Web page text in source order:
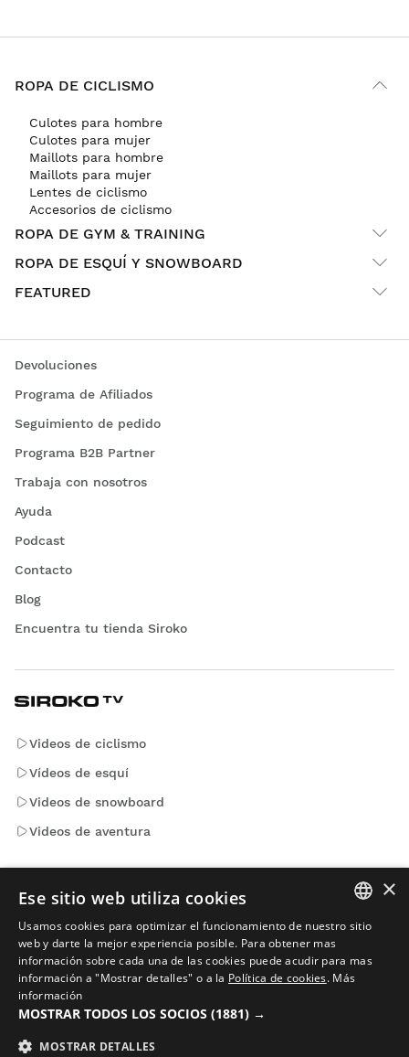
ROPA DE CICLISMO
Culotes para hombre
Culotes para mujer
Maillots para hombre
Maillots para mujer
Lentes de ciclismo
Accesorios de ciclismo
ROPA DE GYM & TRAINING
ROPA DE ESQUÍ Y SNOWBOARD
FEATURED
Devoluciones
Programa de Afiliados
Seguimiento de pedido
Programa B2B Partner
Trabaja con nosotros
Ayuda
Podcast
Contacto
Blog
Encuentra tu tienda Siroko
Videos de ciclismo
Vídeos de esquí
Videos de snowboard
Videos de aventura
Emails que sí merecen la pena. Suscríbete y recibe
novedades y lanzamientos de Siroko.
Escribe tu email
Mujer
SPANISH
ENGLISH
×
Ese sitio web utiliza cookies
Usamos cookies para optimizar el funcionamiento de nuestro sitio
web y darte la mejor experiencia posible. Para obtener mas
información sobre cada una de las cookies puede acudir para mas
información a "Mostrar detalles" o a la Política de cookies. Más
información
MOSTRAR TODOS LOS SOCIOS (1881) →
MOSTRAR DETALLES